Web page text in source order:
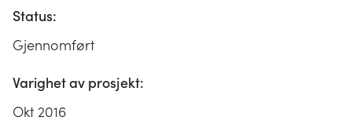
Status:
Gjennomført
Varighet av prosjekt:
Okt 2016